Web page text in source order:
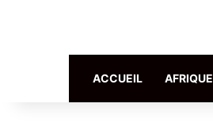
ACCUEIL AFRIQUE